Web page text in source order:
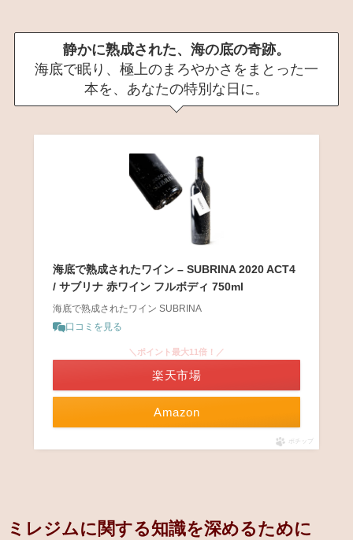
静かに熟成された、海の底の奇跡。
海底で眠り、極上のまろやかさをまとった一
本を、あなたの特別な日に。
海底で熟成されたワイン – SUBRINA 2020 ACT4
/ サブリナ 赤ワイン フルボディ 750ml
海底で熟成されたワイン SUBRINA
口コミを見る
Amazon
＼ポイント最大11倍！／
楽天市場
ポチップ
ミレジムに関する知識を深めるために